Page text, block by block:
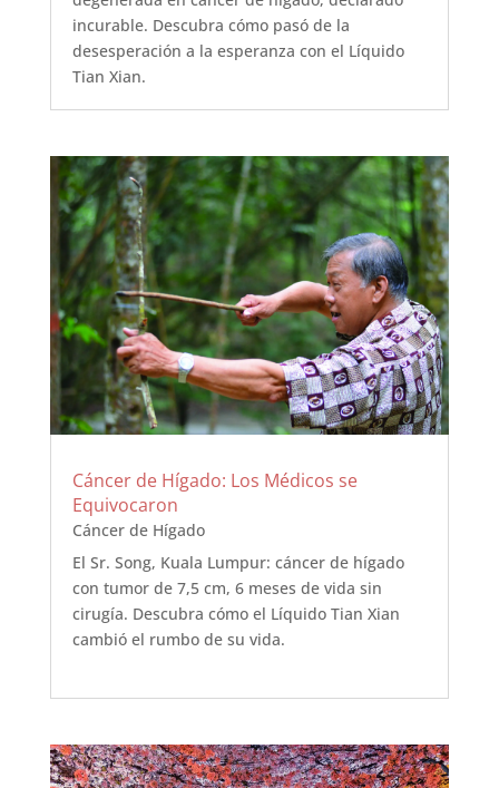
incurable. Descubra cómo pasó de la
desesperación a la esperanza con el Líquido
Tian Xian.
Cáncer de Hígado: Los Médicos se
Equivocaron
Cáncer de Hígado
El Sr. Song, Kuala Lumpur: cáncer de hígado
con tumor de 7,5 cm, 6 meses de vida sin
cirugía. Descubra cómo el Líquido Tian Xian
cambió el rumbo de su vida.